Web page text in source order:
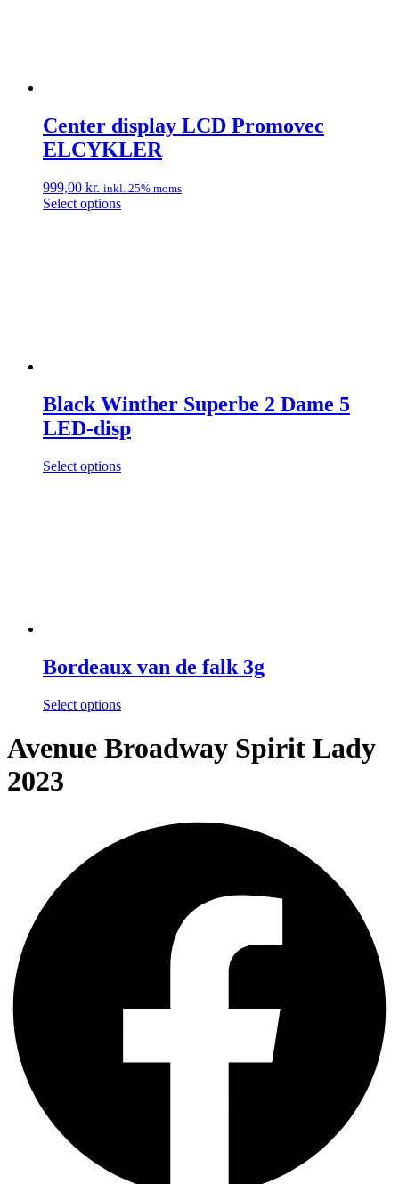
Center display LCD Promovec
ELCYKLER
999,00 kr. inkl. 25% moms
Select options
Black Winther Superbe 2 Dame 5
LED-disp
Select options
Bordeaux van de falk 3g
Select options
Avenue Broadway Spirit Lady
2023